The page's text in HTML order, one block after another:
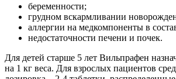
беременности;
грудном вскармливании
аллергии на медкомпоненты в
недостаточности печени и почек.
Для детей старше 5 лет Вильпрафен
на 1 кг веса. Для взрослых пациентов